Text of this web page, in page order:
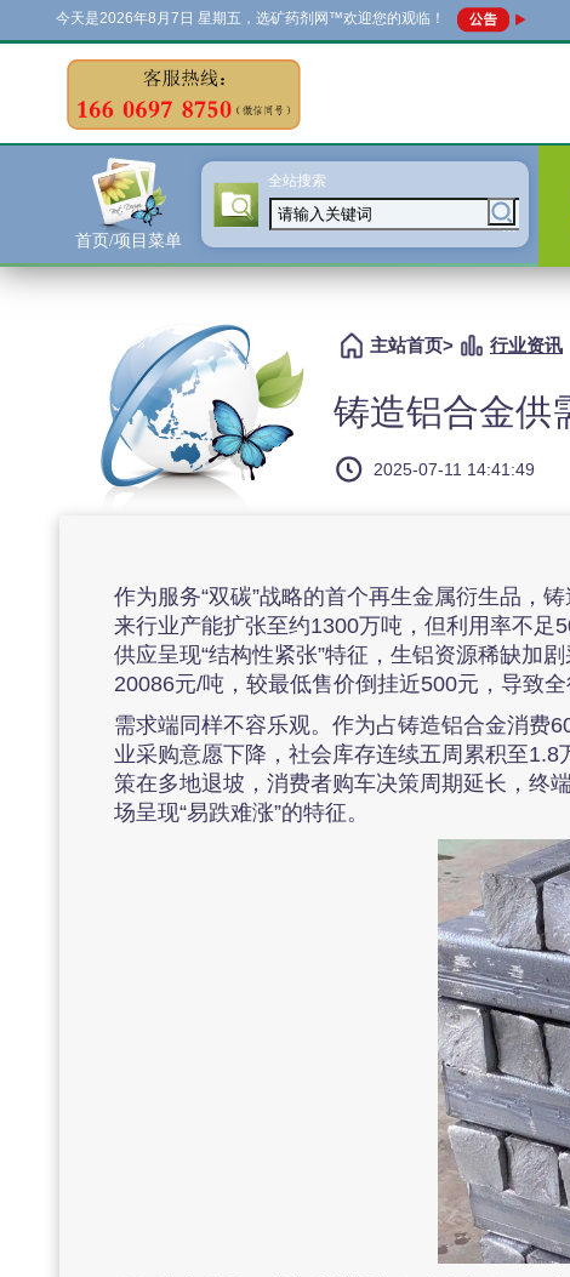
今天是2026年8月7日 星期五，选矿药剂网™欢迎您的观临！
首页/项目菜单
全站搜索
...
主站首页> 行业资讯
铸造铝合金供
2025-07-11 14:41:49
作为服务“双碳”战略的首个再生金属衍生品，
来行业产能扩张至约1300万吨，但利用率不足
供应呈现“结构性紧张”特征，生铝资源稀缺加
20086元/吨，较最低售价倒挂近500元，导致
需求端同样不容乐观。作为占铸造铝合金消费
业采购意愿下降，社会库存连续五周累积至
策在多地退坡，消费者购车决策周期延长，终
场呈现“易跌难涨”的特征。